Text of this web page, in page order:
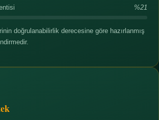
%21
doğrulanabilirlik derecesine göre hazırlanmış